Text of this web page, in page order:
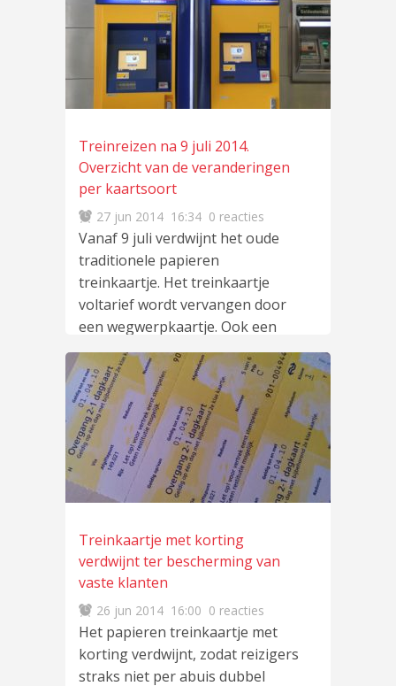
Treinreizen na 9 juli 2014.
Overzicht van de veranderingen
per kaartsoort
27 jun 2014 16:34 0 reacties
Vanaf 9 juli verdwijnt het oude
traditionele papieren
treinkaartje. Het treinkaartje
voltarief wordt vervangen door
een wegwerpkaartje. Ook een
aantallees meer…
Treinkaartje met korting
verdwijnt ter bescherming van
vaste klanten
26 jun 2014 16:00 0 reacties
Het papieren treinkaartje met
korting verdwijnt, zodat reizigers
straks niet per abuis dubbel